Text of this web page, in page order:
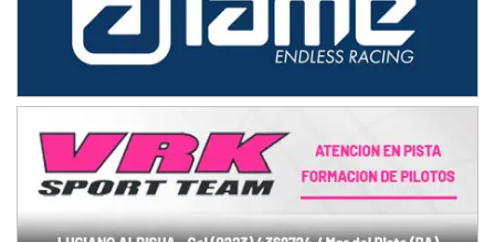
08/09-AGO
IAME SERIES ARGENTINA 6
KDO - F6
Ciudad de Trenque Lauquen (Asfalto)
Trenque Lauquen (Buenos Aires)
ENTRERRIANO - F6 (POSTERGADA)